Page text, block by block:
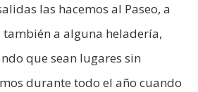
las hacemos al Paseo, a
a alguna heladería,
que sean lugares sin
durante todo el año cuando